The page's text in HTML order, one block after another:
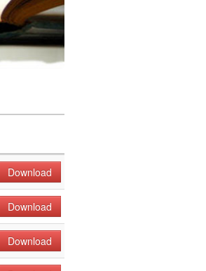
Download
Download
Download